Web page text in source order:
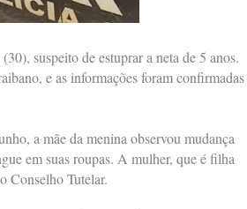
suspeito de estuprar a neta de 5 anos.
e as informações foram confirmadas
a mãe da menina observou mudança
em suas roupas. A mulher, que é filha
Conselho Tutelar.